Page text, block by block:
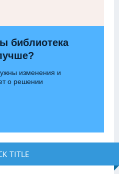
библиотека
изменения и
о решении
TITLE